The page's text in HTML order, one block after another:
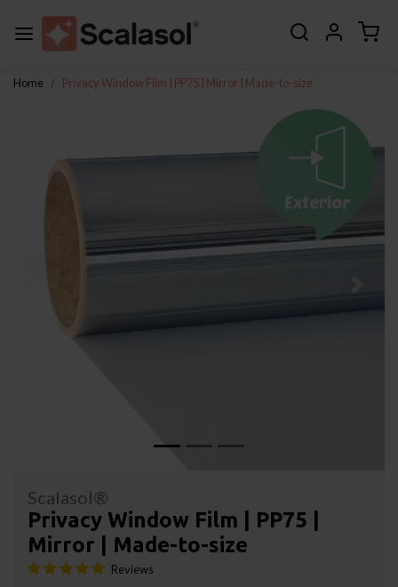
Home Privacy Window Film | PP75 | Mirror | Made-to-size
Previous Next
Scalasol®
Privacy Window Film | PP75 |
Mirror | Made-to-size
Reviews